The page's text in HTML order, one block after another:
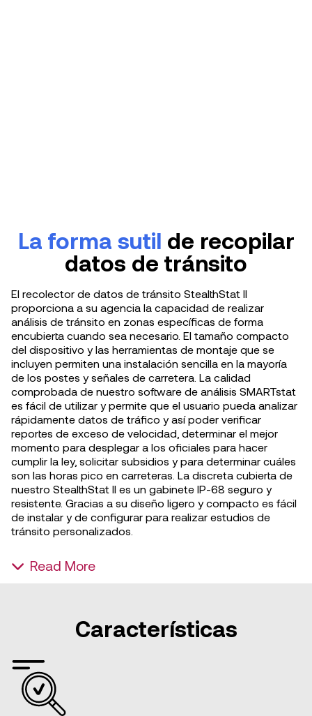
La forma sutil de recopilar
datos de tránsito
El recolector de datos de tránsito StealthStat II
proporciona a su agencia la capacidad de realizar
análisis de tránsito en zonas específicas de forma
encubierta cuando sea necesario. El tamaño compacto
del dispositivo y las herramientas de montaje que se
incluyen permiten una instalación sencilla en la mayoría
de los postes y señales de carretera. La calidad
comprobada de nuestro software de análisis SMARTstat
es fácil de utilizar y permite que el usuario pueda analizar
rápidamente datos de tráfico y así poder verificar
reportes de exceso de velocidad, determinar el mejor
momento para desplegar a los oficiales para hacer
cumplir la ley, solicitar subsidios y para determinar cuáles
son las horas pico en carreteras. La discreta cubierta de
nuestro StealthStat II es un gabinete IP-68 seguro y
resistente. Gracias a su diseño ligero y compacto es fácil
de instalar y de configurar para realizar estudios de
tránsito personalizados.
Read More
Características